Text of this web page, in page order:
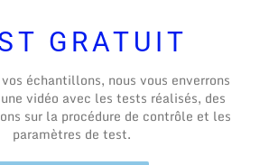
GRATUIT
échantillons, nous vous enverrons
vidéo avec les tests réalisés, des
sur la procédure de contrôle et les
paramètres de test.